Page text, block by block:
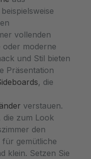
vollenden
oder moderne
und Stil bieten
Präsentation
, die
verstauen.
die zum Look
den
für gemütliche
klein. Setzen Sie